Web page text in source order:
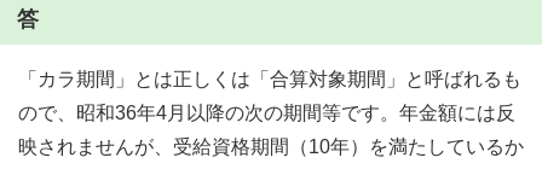
答
「カラ期間」とは正しくは「合算対象期間」と呼ばれるも
ので、昭和36年4月以降の次の期間等です。年金額には反
映されませんが、受給資格期間（10年）を満たしているか